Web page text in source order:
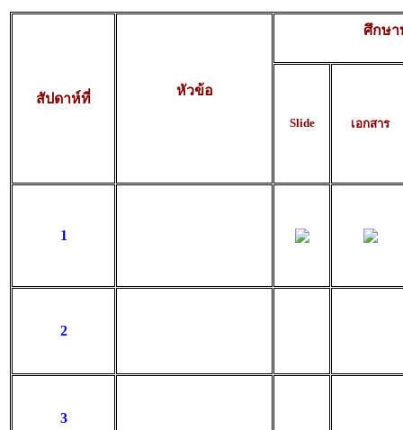
สัปดาห์ที่
หัวข้อ
ศึกษา
Slide เอกสาร
1
2
3